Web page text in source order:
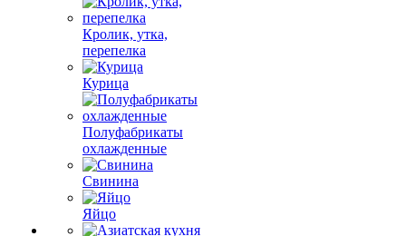
Кролик, утка,
перепелка
Курица
Полуфабрикаты
охлажденные
Свинина
Яйцо